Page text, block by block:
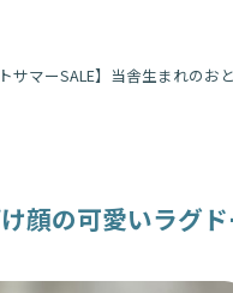
トサマーSALE】当舎生まれの
顔の可愛いラグ